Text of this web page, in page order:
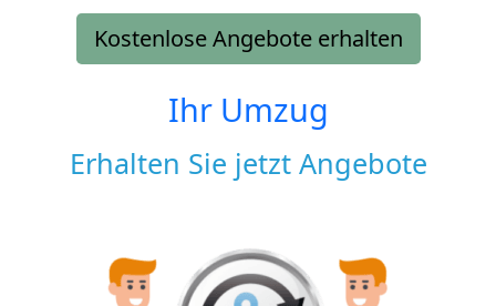
Kostenlose Angebote erhalten
Ihr Umzug
Erhalten Sie jetzt Angebote